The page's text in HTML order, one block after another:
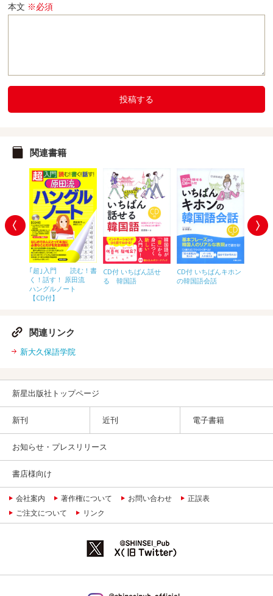
本文 ※必須
投稿する
関連書籍
｢超｣入門 読む！書
く！話す！ 原田流
ハングルノート
【CD付】
CD付 いちばん話せ
る 韓国語
CD付 いちばんキホン
の韓国語会話
関連リンク
新大久保語学院
新星出版社トップページ
新刊 近刊 電子書籍
お知らせ・プレスリリース
書店様向け
会社案内 著作権について お問い合わせ
正誤表
ご注文について
リンク